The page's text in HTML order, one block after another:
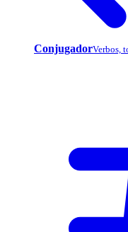
ConjugadorVerbos,